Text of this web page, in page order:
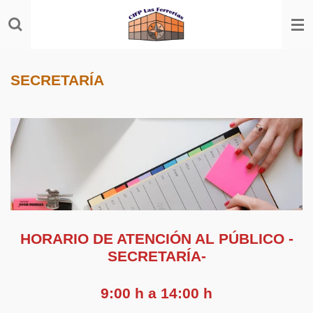
al
SECRETARÍA
HORARIO DE ATENCIÓN AL PÚBLICO -
SECRETARÍA-
9:00 h a 14:00 h